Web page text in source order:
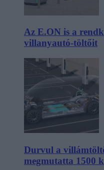
Az E.ON is a
villanyautó-töltőit
Durvul a
megmutatta 1500